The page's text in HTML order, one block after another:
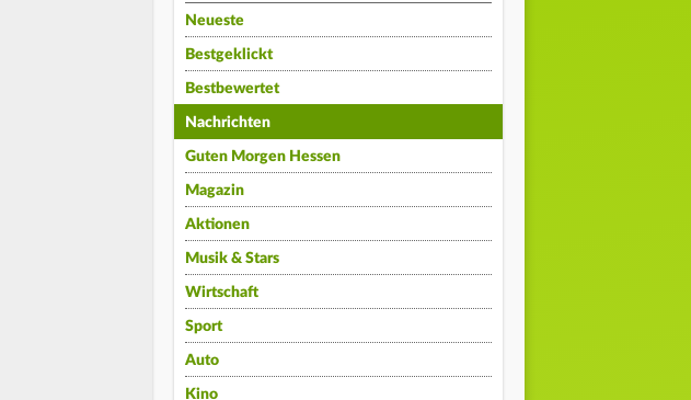
Neueste
Bestgeklickt
Bestbewertet
Nachrichten
Guten Morgen Hessen
Magazin
Aktionen
Musik & Stars
Wirtschaft
Sport
Auto
Kino